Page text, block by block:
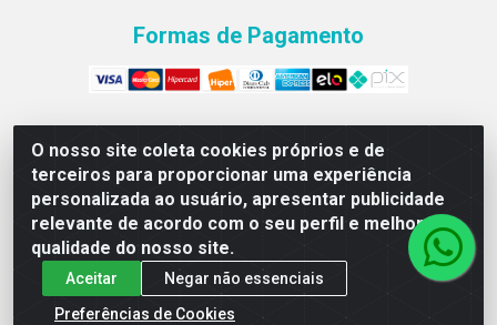
O nosso site coleta cookies próprios e de
terceiros para proporcionar uma experiência
personalizada ao usuário, apresentar publicidade
relevante de acordo com o seu perfil e melhorar a
qualidade do nosso site.
Aceitar
Negar não essenciais
Preferências de Cookies
Formas de Pagamento
Lightsweet Industria e comercio de Alimentos LTDA -
CNPJ 82.015.652/0001-64 - Rodovia BR 376, km 188,
lote 300A - Marialva/PR - CEP 86990-000